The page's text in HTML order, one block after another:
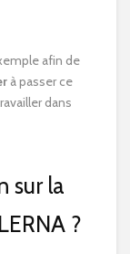
afin de
à passer ce
dans
sur la
?